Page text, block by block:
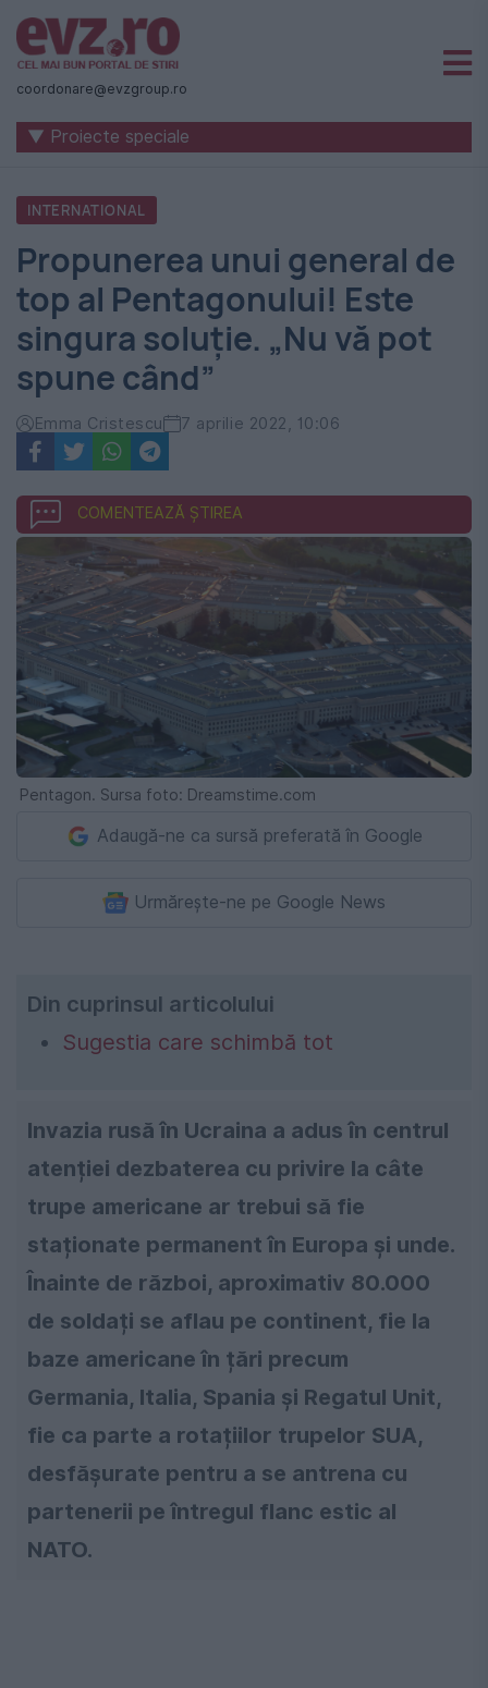
Știri
naționale
internaționale
România
-
Evenimentul
Zilei
coordonare@evzgroup.ro
▼ Proiecte speciale
INTERNATIONAL
Propunerea unui general de
top al Pentagonului! Este
singura soluție. „Nu vă pot
spune când”
Emma Cristescu 7 aprilie 2022, 10:06
COMENTEAZĂ ȘTIREA
Pentagon. Sursa foto: Dreamstime.com
Adaugă-ne ca sursă preferată în Google
Urmărește-ne pe Google News
Din cuprinsul articolului
Sugestia care schimbă tot
Invazia rusă în Ucraina a adus în centrul
atenției dezbaterea cu privire la câte
trupe americane ar trebui să fie
staționate permanent în Europa și unde.
Înainte de război, aproximativ 80.000
de soldați se aflau pe continent, fie la
baze americane în țări precum
Germania, Italia, Spania și Regatul Unit,
fie ca parte a rotațiilor trupelor SUA,
desfășurate pentru a se antrena cu
partenerii pe întregul flanc estic al
NATO.